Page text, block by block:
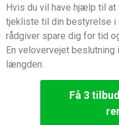
Hvis du vil have hjælp til at
tjekliste til din bestyrelse i
rådgiver spare dig for tid
En velovervejet
længden.
Få 3